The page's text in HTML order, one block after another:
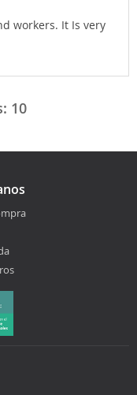
workers. It Is very
10